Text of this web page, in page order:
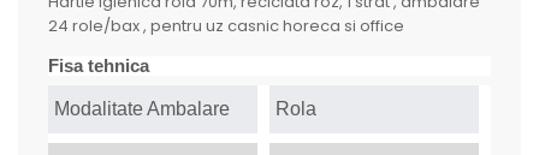
24 role/bax , pentru uz casnic horeca si office
Fisa tehnica
Modalitate Ambalare Rola